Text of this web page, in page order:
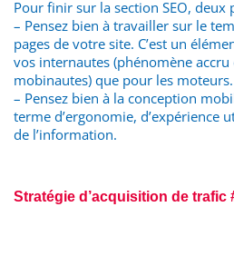
Pour finir sur la section SEO, deux
– Pensez bien à travailler sur le
pages de votre site. C’est un
vos internautes (phénomène
mobinautes) que pour les moteurs.
– Pensez bien à la conception
terme d’ergonomie, d’expérience
de l’information.
Stratégie d’acquisition de trafic